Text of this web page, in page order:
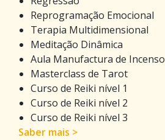
Reprogramação Emocional
Terapia Multidimensional
Meditação Dinâmica
Aula Manufactura de Incenso
Masterclass de Tarot
Curso de Reiki nível 1
Curso de Reiki nível 2
Curso de Reiki nível 3
Saber mais >